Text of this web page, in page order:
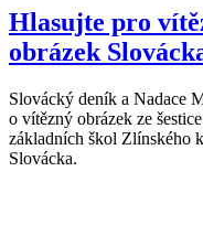
Hlasujte pro
obrázek
Slovácký deník a Nadace
o vítězný obrázek ze
základních škol Zlínského
Slovácka.